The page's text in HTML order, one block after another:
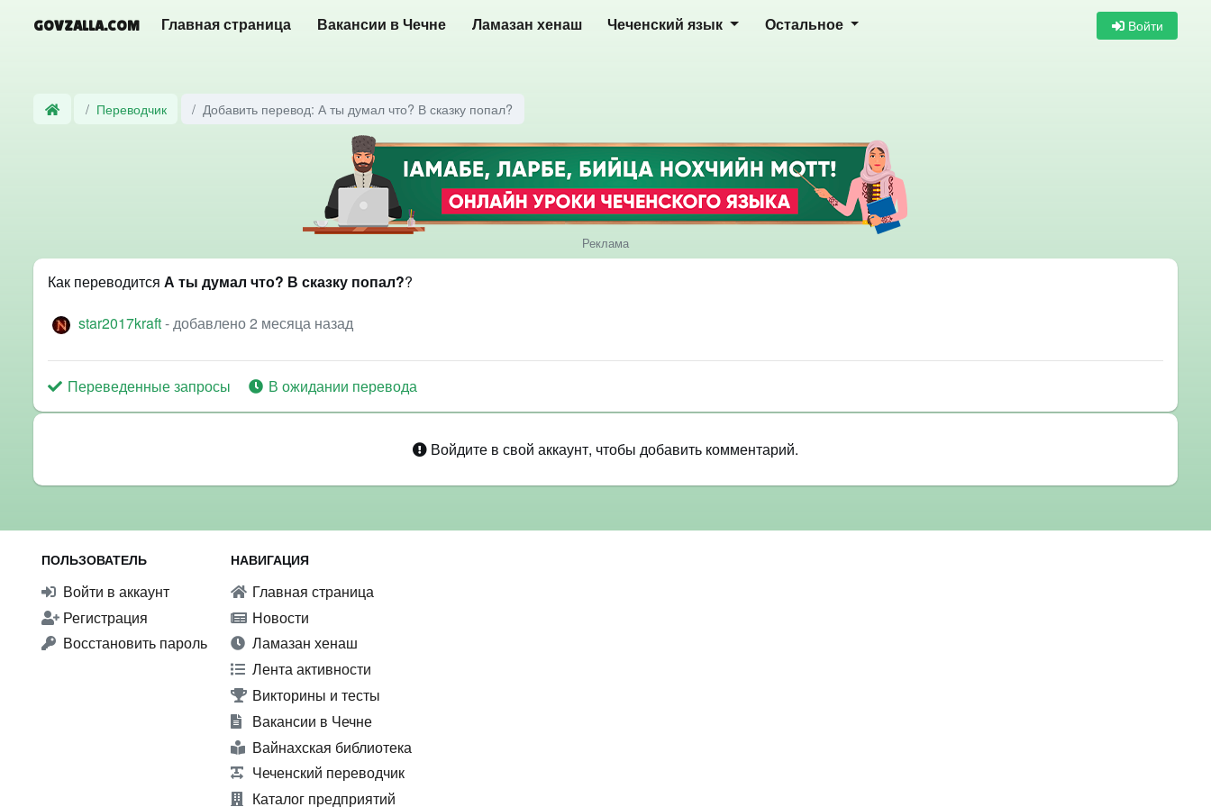
GOVZALLA.COM Главная страница Вакансии в Чечне Ламазан хенаш Чеченский язык Остальное Войти
Переводчик Добавить перевод: А ты думал что? В сказку попал?
Реклама
Как переводится А ты думал что? В сказку попал??
star2017kraft- добавлено 2 месяца назад
Переведенные запросы В ожидании перевода
Войдите в свой аккаунт, чтобы добавить комментарий.
ПОЛЬЗОВАТЕЛЬ
Войти в аккаунт
Регистрация
Восстановить пароль
НАВИГАЦИЯ
Главная страница
Новости
Ламазан хенаш
Лента активности
Викторины и тесты
Вакансии в Чечне
Вайнахская библиотека
Чеченский переводчик
Каталог предприятий